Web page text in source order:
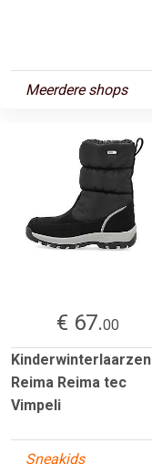
Meerdere shops
€ 67.00
Kinderwinterlaarzen
Reima Reima tec
Vimpeli
Sneakids